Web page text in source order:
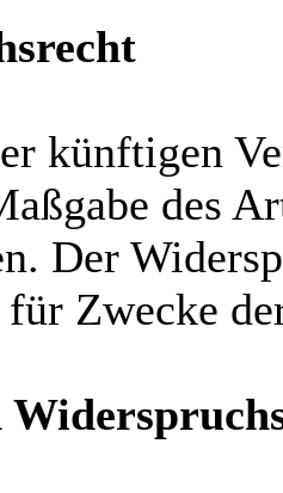
künftigen
des
Der
Zwecke